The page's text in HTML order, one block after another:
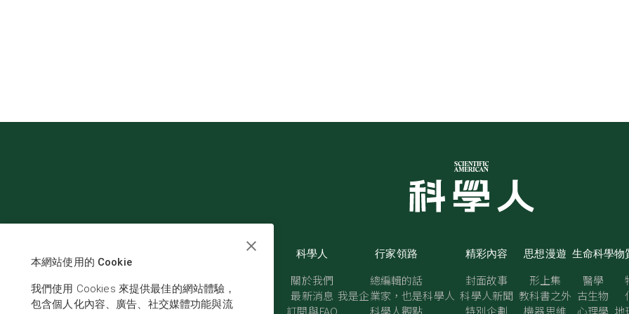
科學人
關於我們
最新消息
訂閱與FAQ
行家領路
總編輯的話
我是企業家，也是科學人
科學人觀點
精彩內容
封面故事
科學人新聞
特別企劃
思想漫遊
形上集
教科書之外
機器思維
生命科學
醫學
古生物
心理學
物
地
本網站使用的 Cookie
我們使用 Cookies 來提供最佳的網站體驗，
包含個人化內容、廣告、社交媒體功能與流